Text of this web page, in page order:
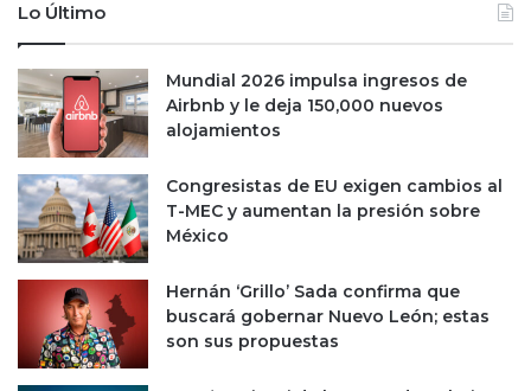
Lo Último
Mundial 2026 impulsa ingresos de
Airbnb y le deja 150,000 nuevos
alojamientos
Congresistas de EU exigen cambios al
T-MEC y aumentan la presión sobre
México
Hernán ‘Grillo’ Sada confirma que
buscará gobernar Nuevo León; estas
son sus propuestas